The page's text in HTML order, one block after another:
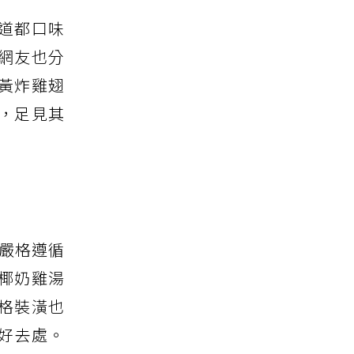
都口味
友也分
炸雞翅
足見其
格遵循
奶雞湯
裝潢也
去處。